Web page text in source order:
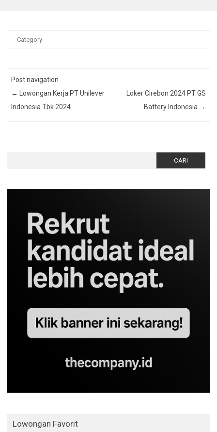
Category:
Post navigation
←
Lowongan Kerja PT Unilever
Indonesia Tbk 2024
Loker Cirebon 2024 PT GS
Battery Indonesia →
Lowongan Favorit